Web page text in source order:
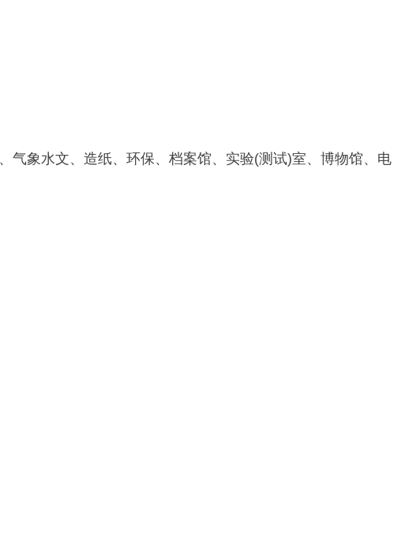
造纸、环保、档案馆、实验(测试)室、博物馆、电